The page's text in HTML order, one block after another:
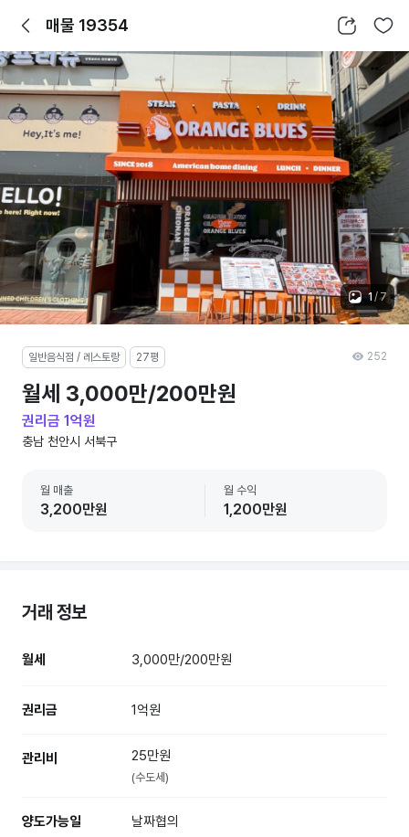
뒤로가기매물 19354 공유하기 찜하기
1 /7
일반음식점 / 레스토랑 27평
월세 3,000만/200만원
권리금 1억원
충남 천안시 서북구
월 매출
3,200만원
월 수익
1,200만원
252
거래 정보
월세 3,000만/200만원
권리금 1억원
관리비 25만원
(수도세)
양도가능일 날짜협의